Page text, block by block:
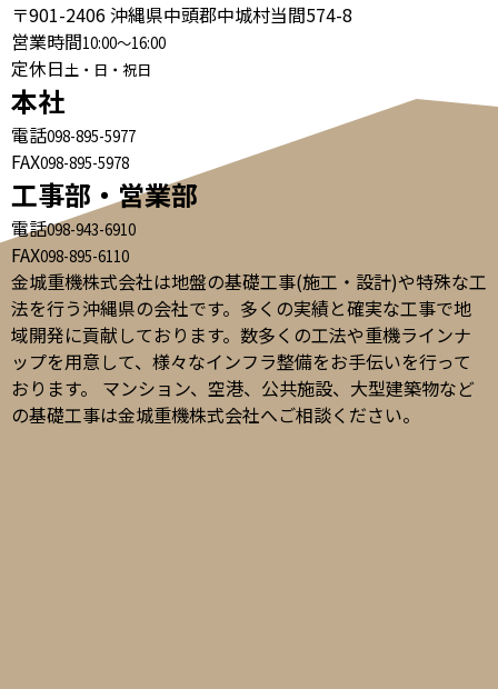
〒901-2406 沖縄県中頭郡中城村当間574-8
営業時間10:00～16:00
定休日土・日・祝日
本社
電話098-895-5977
FAX098-895-5978
工事部・営業部
電話098-943-6910
FAX098-895-6110
金城重機株式会社は地盤の基礎工事(施工・設計)や特殊な工
法を行う沖縄県の会社です。多くの実績と確実な工事で地
域開発に貢献しております。数多くの工法や重機ラインナ
ップを用意して、様々なインフラ整備をお手伝いを行って
おります。 マンション、空港、公共施設、大型建築物など
の基礎工事は金城重機株式会社へご相談ください。